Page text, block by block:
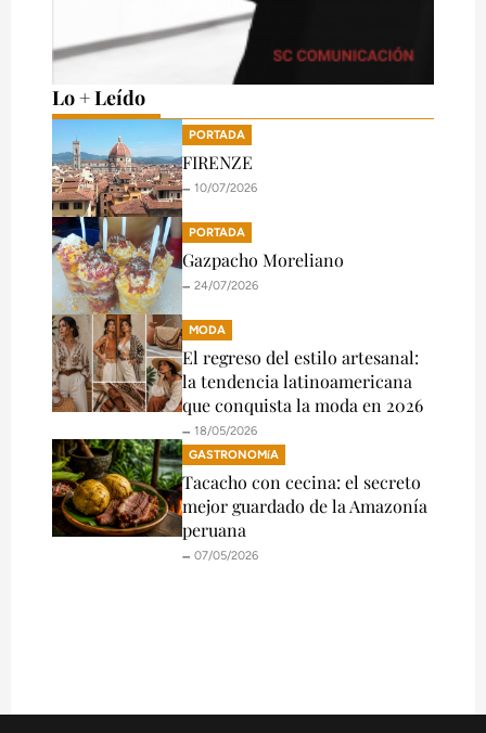
Lo + Leído
PORTADA
FIRENZE
🗕️ 10/07/2026
PORTADA
Gazpacho Moreliano
🗕️ 24/07/2026
MODA
El regreso del estilo artesanal:
la tendencia latinoamericana
que conquista la moda en 2026
🗕️ 18/05/2026
GASTRONOMíA
Tacacho con cecina: el secreto
mejor guardado de la Amazonía
peruana
🗕️ 07/05/2026